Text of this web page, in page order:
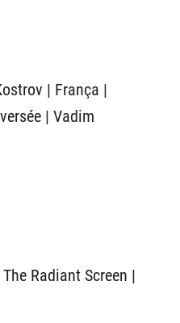
| França |
| Vadim
The Radiant Screen |